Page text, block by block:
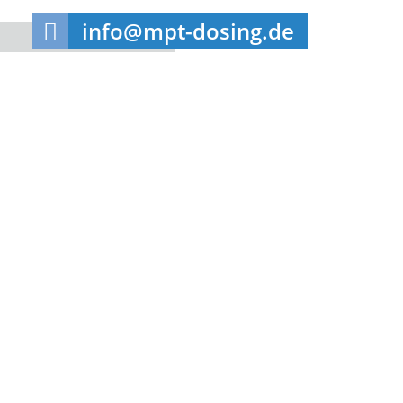
info@mpt-dosing.de